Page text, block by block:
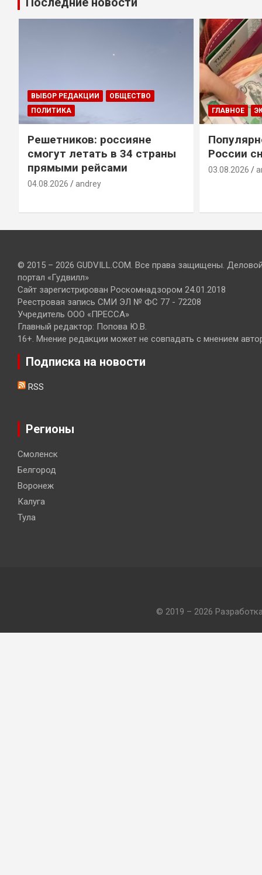
ВЫБОР РЕДАКЦИИ
ОБЩЕСТВО
ПОЛИТИКА
Решетников: россияне
смогут летать в 34 страны
прямыми рейсами
04.08.2026 andrey
ГЛАВНОЕ
России
03.08.2026
© 2015 – 2026 GUDVILL.COM. Все права защищены.
портал «Гудвилл»
Сайт зарегистрирован Роскомнадзором 24.01.2018
Реестровая запись СМИ ЭЛ № ФС 77 - 72208
Учредитель ООО «ПРЕССА»
Главный редактор: Попова Ю.В.
16+. Мнение редакции может не совпадать с мнением
Подписка на новости
RSS
Регионы
Смоленск
Белгород
Воронеж
Калуга
Тула
© 2019 – 2026